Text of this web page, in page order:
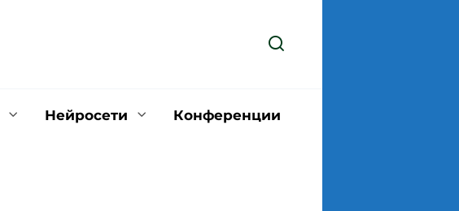
Нейросети Конференции